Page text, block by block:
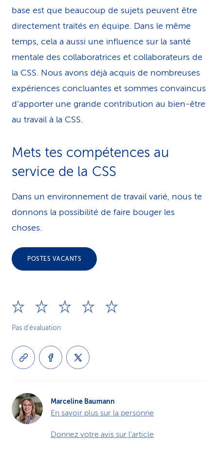
base est que beaucoup de sujets peuvent être
directement traités en équipe. Dans le même
temps, cela a aussi une influence sur la santé
mentale des collaboratrices et collaborateurs de
la CSS. Nous avons déjà acquis de nombreuses
expériences concluantes et sommes convaincus
d’apporter une grande contribution au bien-être
au travail à la CSS.
Mets tes compétences au
service de la CSS
Dans un environnement de travail varié, nous te
donnons la possibilité de faire bouger les
choses.
POSTES VACANTS
Pas d'évaluation
Marceline Baumann
En savoir plus sur la personne
Donnez votre avis sur l'article